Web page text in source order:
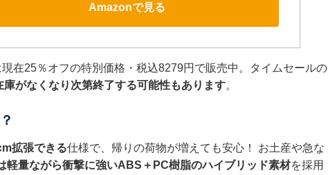
Amazonで見る
在25％オフの特別価格・税込8279円で販売中。タイムセールの
庫がなくなり次第終了する可能性もあります。
拡張できる仕様で、帰りの荷物が増えても安心！ お土産や急な
軽量ながら衝撃に強いABS＋PC樹脂のハイブリッド素材を採用